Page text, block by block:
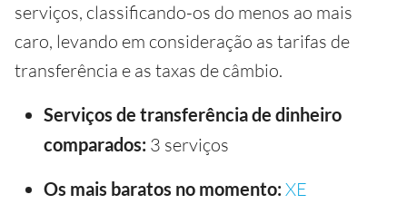
serviços, classificando-os do menos ao mais
caro, levando em consideração as tarifas de
transferência e as taxas de câmbio.
Serviços de transferência de dinheiro
comparados: 3 serviços
Os mais baratos no momento: XE